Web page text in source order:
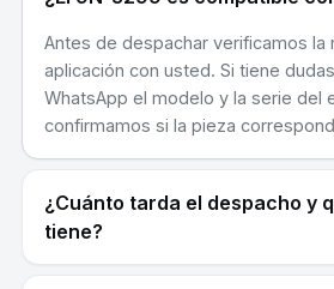
Antes de despachar verificamos la
aplicación con usted. Si tiene
WhatsApp el modelo y la serie del
confirmamos si la pieza
¿Cuánto tarda el despacho y
tiene?